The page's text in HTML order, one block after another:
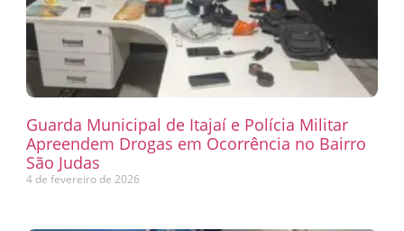
Guarda Municipal de Itajaí e Polícia Militar
Apreendem Drogas em Ocorrência no Bairro
São Judas
4 de fevereiro de 2026